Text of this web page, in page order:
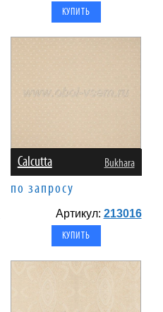
Calcutta Bukhara
по запросу
Артикул: 213016